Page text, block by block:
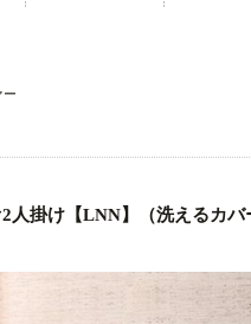
ー
人掛け【LNN】（洗えるカバ